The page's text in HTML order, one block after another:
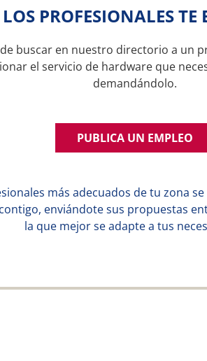
PROFESIONALES
buscar en nuestro directorio a un
el servicio de hardware que
demandándolo.
PUBLICA UN EMPLEO
más adecuados de tu zona
enviándote sus propuestas
la que mejor se adapte a tus